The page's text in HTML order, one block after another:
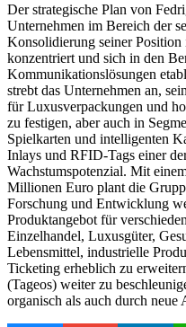
Der strategische Plan von
Unternehmen im Bereich der
Konsolidierung seiner
konzentriert und sich in den
Kommunikationslösungen
strebt das Unternehmen an,
für Luxusverpackungen und
zu festigen, aber auch in
Spielkarten und intelligenten
Inlays und RFID-Tags einer
Wachstumspotenzial. Mit
Millionen Euro plant die
Forschung und Entwicklung
Produktangebot für
Einzelhandel, Luxusgüter,
Lebensmittel, industrielle
Ticketing erheblich zu
(Tageos) weiter zu
organisch als auch durch